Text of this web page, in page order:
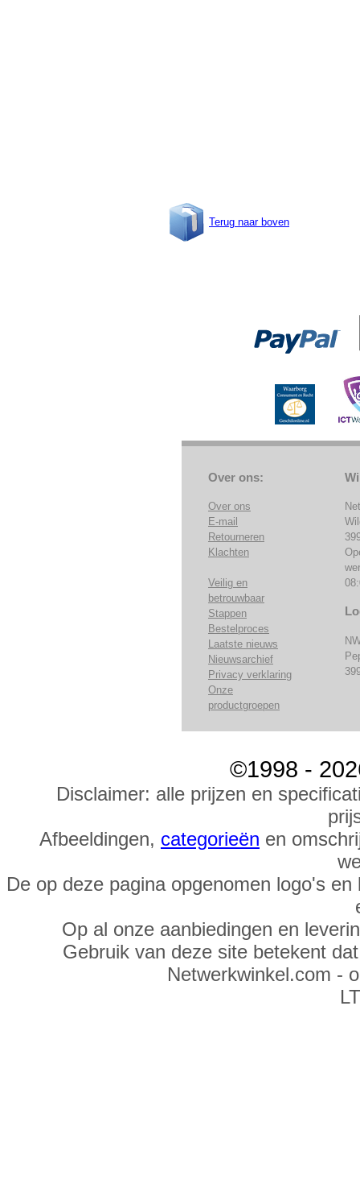
Terug naar boven
Over ons:
Over ons
E-mail
Retourneren
Klachten
Veilig en
betrouwbaar
Stappen
Bestelproces
Laatste nieuws
Nieuwsarchief
Privacy verklaring
Onze
productgroepen
©1998 -
Disclaimer: alle prijzen en
Afbeeldingen, categorieën en
De op deze pagina opgenomen logo's
Op al onze aanbiedingen en
Gebruik van deze site betekent
Netwerkwinkel.com -